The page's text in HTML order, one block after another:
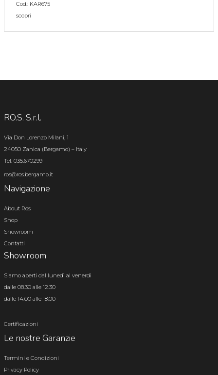
Cod.: KAR675
scopri
RO.S. S.r.l.
Via Don Lorenzo Milani, 1
24050 Zanica (Bergamo) – Italy
Tel. 035.670299
ros@ros.bergamo.it
Navigazione
About Ros
Shop
Showroom
Contatti
Showroom
Siamo aperti dal lunedì al venerdì
dalle 08.30 alle 12.30
dalle 14.00 alle 18.00
Certificazioni
Le nostre Garanzie
Termini e Condizioni
Privacy Policy